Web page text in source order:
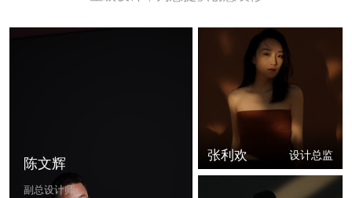
陈文辉
副总设计师
张利欢 设计总监